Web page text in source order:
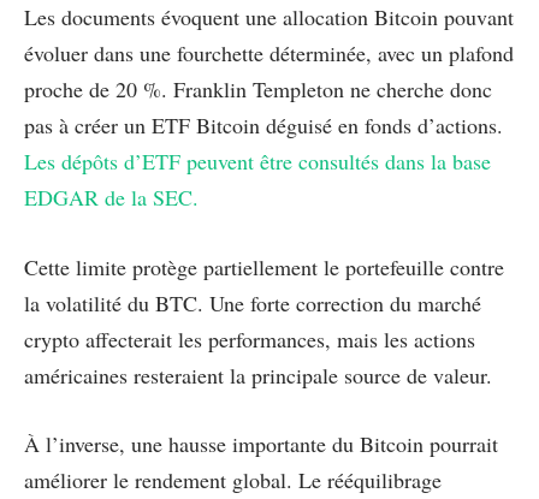
Les documents évoquent une allocation Bitcoin pouvant
évoluer dans une fourchette déterminée, avec un plafond
proche de 20 %. Franklin Templeton ne cherche donc
pas à créer un ETF Bitcoin déguisé en fonds d’actions.
Les dépôts d’ETF peuvent être consultés dans la base
EDGAR de la SEC.
Cette limite protège partiellement le portefeuille contre
la volatilité du BTC. Une forte correction du marché
crypto affecterait les performances, mais les actions
américaines resteraient la principale source de valeur.
À l’inverse, une hausse importante du Bitcoin pourrait
améliorer le rendement global. Le rééquilibrage